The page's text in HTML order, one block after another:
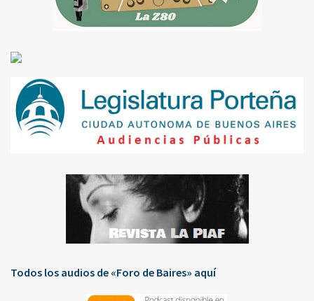
Todos los audios de «Foro de Baires» aquí